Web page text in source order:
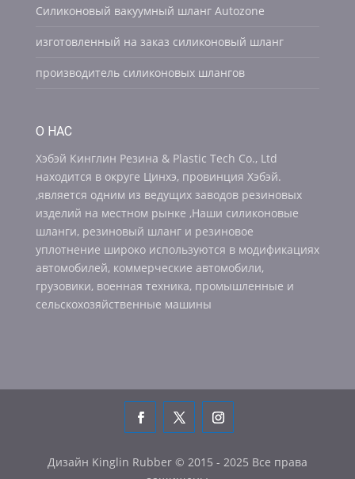
Силиконовый вакуумный шланг Autozone
изготовленный на заказ силиконовый шланг
производитель силиконовых шлангов
О НАС
Хэбэй Кинглин Резина & Plastic Tech Co., Ltd
находится в округе Цинхэ, провинция Хэбэй.
,является одним из ведущих заводов резиновых
изделий на местном рынке ,Наши силиконовые
шланги, резиновый шланг и резиновое
уплотнение широко используются в модификациях
автомобилей, коммерческие автомобили,
грузовики, военная техника, промышленные и
сельскохозяйственные машины
Дизайн Kinglin Rubber © 2015 - 2025 Все права